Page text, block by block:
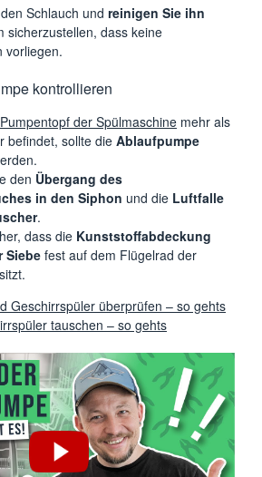
Schlauch und reinigen Sie ihn
sicherzustellen, dass keine
vorliegen.
kontrollieren
Pumpentopf der Spülmaschine mehr als
befindet, sollte die Ablaufpumpe
den Übergang des
in den Siphon und die Luftfalle
.
dass die Kunststoffabdeckung
Siebe fest auf dem Flügelrad der
Geschirrspüler überprüfen – so gehts
tauschen – so gehts